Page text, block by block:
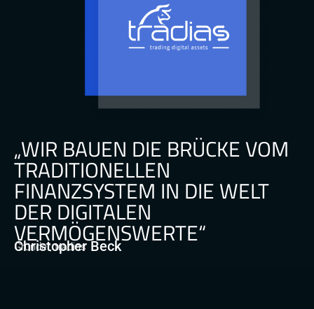
„WIR BAUEN DIE BRÜCKE VOM
TRADITIONELLEN
FINANZSYSTEM IN DIE WELT
DER DIGITALEN
VERMÖGENSWERTE“
Christopher Beck
Gründer, tradias